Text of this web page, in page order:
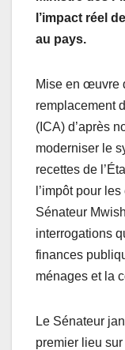
l’impact réel
au pays.
Mise en œuvre
remplacement
(ICA) d’après
moderniser le
recettes de
l’impôt pour
Sénateur
interrogations
finances
ménages et la
Le Sénateur
premier lieu